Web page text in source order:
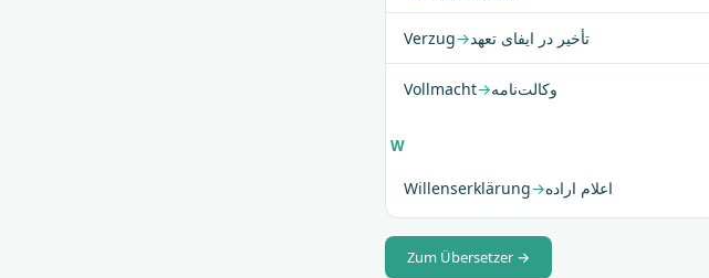
Verzug→تأخیر در ایفای تعهد
Vollmacht→وکالت‌نامه
W
Willenserklärung→اعلام اراده
Zum Übersetzer →